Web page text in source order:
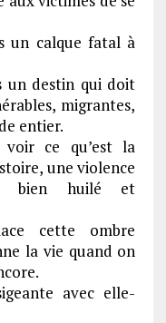
un calque fatal à
un destin qui doit
migrantes,
entier.
ce qu’est la
une violence
bien huilé et
cette ombre
la vie quand on
avec elle-